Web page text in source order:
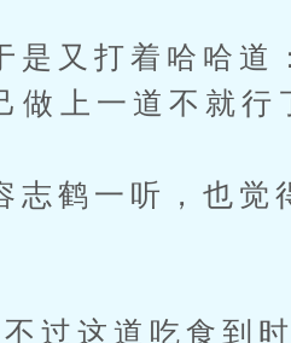
打着哈哈道：“
做上一道不就行
一听，也觉得
道吃食到时也